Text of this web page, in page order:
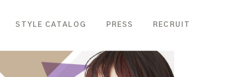
STYLE CATALOG PRESS RECRUIT